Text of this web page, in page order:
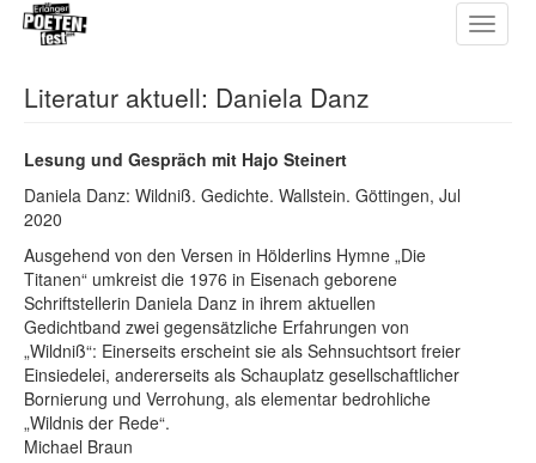
Direkt
Inhalt
Toggle
Literatur aktuell: Daniela Danz
Lesung und Gespräch mit Hajo Steinert
Daniela Danz: Wildniß. Gedichte. Wallstein. Göttingen, Jul
2020
Ausgehend von den Versen in Hölderlins Hymne „Die
Titanen“ umkreist die 1976 in Eisenach geborene
Schriftstellerin Daniela Danz in ihrem aktuellen
Gedichtband zwei gegensätzliche Erfahrungen von
„Wildniß“: Einerseits erscheint sie als Sehnsuchtsort freier
Einsiedelei, andererseits als Schauplatz gesellschaftlicher
Bornierung und Verrohung, als elementar bedrohliche
„Wildnis der Rede“.
Michael Braun